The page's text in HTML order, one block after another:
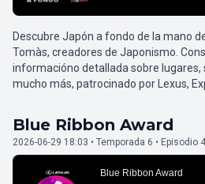
Descubre Japón a fondo de la mano
Tomàs, creadores de Japonismo.
informacióno detallada sobre lugares,
mucho más, patrocinado por Lexus,
Blue Ribbon Award
2026-06-29 18:03 • Temporada 6 • Episodio